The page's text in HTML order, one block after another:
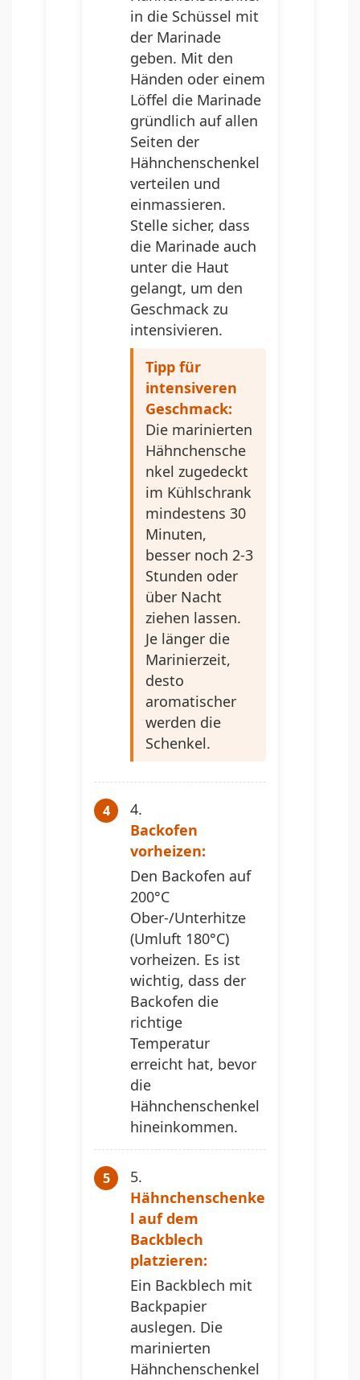
in die Schüssel mit
der Marinade
geben. Mit den
Händen oder einem
Löffel die Marinade
gründlich auf allen
Seiten der
Hähnchenschenkel
verteilen und
einmassieren.
Stelle sicher, dass
die Marinade auch
unter die Haut
gelangt, um den
Geschmack zu
intensivieren.
Tipp für
intensiveren
Geschmack:
Die marinierten
Hähnchensche
nkel zugedeckt
im Kühlschrank
mindestens 30
Minuten,
besser noch 2-3
Stunden oder
über Nacht
ziehen lassen.
Je länger die
Marinierzeit,
desto
aromatischer
werden die
Schenkel.
Backofen
vorheizen:
Den Backofen auf
200°C
Ober-/Unterhitze
(Umluft 180°C)
vorheizen. Es ist
wichtig, dass der
Backofen die
richtige
Temperatur
erreicht hat, bevor
die
Hähnchenschenkel
hineinkommen.
Hähnchenschenke
l auf dem
Backblech
platzieren:
Ein Backblech mit
Backpapier
auslegen. Die
marinierten
Hähnchenschenkel